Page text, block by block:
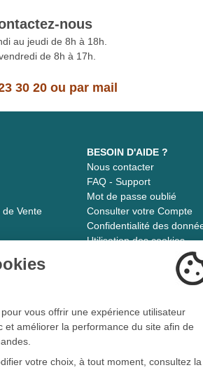
nous
au jeudi de 8h à 18h.
de 8h à 17h.
30 20 ou par mail
Vente
BESOIN D'AIDE ?
Nous contacter
FAQ - Support
Mot de passe oublié
Consulter votre Compte
Confidentialité des
Utilisation des cookies
- 2026
médical
vous offrir une expérience utilisateur
et améliorer la performance du site afin de
votre choix, à tout moment, consultez la